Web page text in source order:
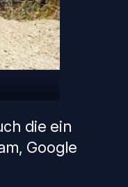
die ein
Google